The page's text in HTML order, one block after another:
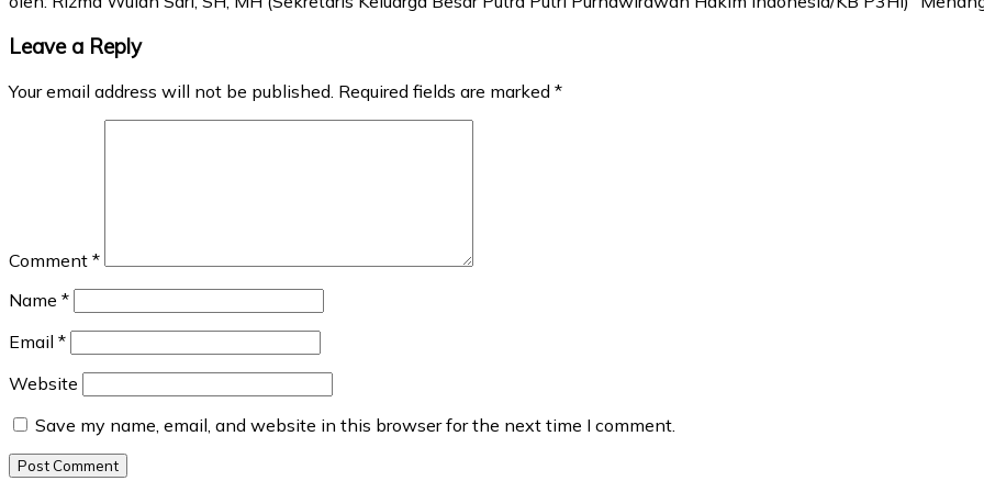
Leave a Reply
Your email address will not be published. Required fields are marked *
Comment *
Name *
Email *
Website
Save my name, email, and website in this browser for the next time I comment.